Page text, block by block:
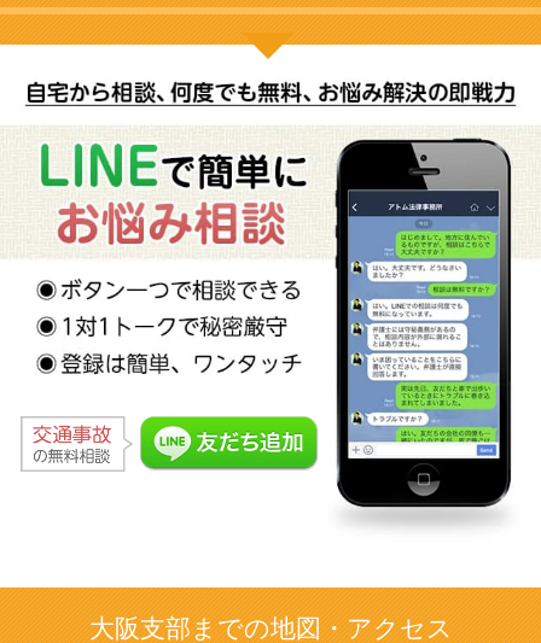
大阪支部までの地図・アクセス